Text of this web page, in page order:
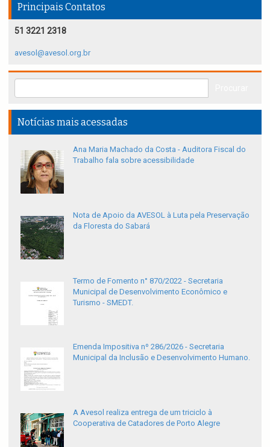
Principais Contatos
51 3221 2318
avesol@avesol.org.br
Notícias mais acessadas
Ana Maria Machado da Costa - Auditora Fiscal do
Trabalho fala sobre acessibilidade
Nota de Apoio da AVESOL à Luta pela Preservação
da Floresta do Sabará
Termo de Fomento n° 870/2022 - Secretaria
Municipal de Desenvolvimento Econômico e
Turismo - SMEDT.
Emenda Impositiva nº 286/2026 - Secretaria
Municipal da Inclusão e Desenvolvimento Humano.
A Avesol realiza entrega de um triciclo à
Cooperativa de Catadores de Porto Alegre